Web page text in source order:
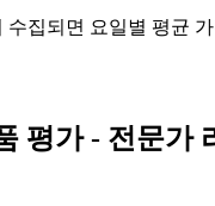
수집되면 요일별 평균
평가 - 전문가